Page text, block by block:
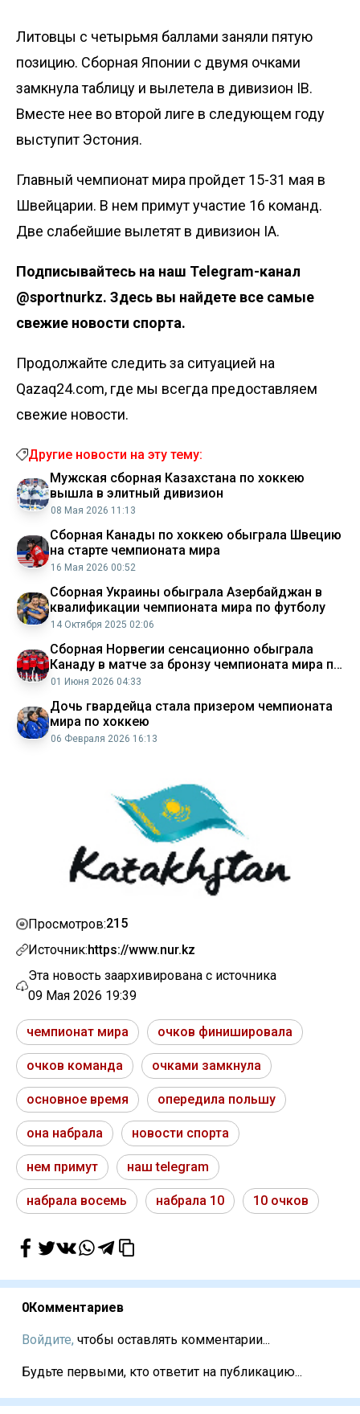
Литовцы с четырьмя баллами заняли пятую
позицию. Сборная Японии с двумя очками
замкнула таблицу и вылетела в дивизион IB.
Вместе нее во второй лиге в следующем году
выступит Эстония.
Главный чемпионат мира пройдет 15-31 мая в
Швейцарии. В нем примут участие 16 команд.
Две слабейшие вылетят в дивизион IA.
Подписывайтесь на наш Telegram-канал
@sportnurkz. Здесь вы найдете все самые
свежие новости спорта.
Продолжайте следить за ситуацией на
Qazaq24.com, где мы всегда предоставляем
свежие новости.
Другие новости на эту тему:
Мужская сборная Казахстана по хоккею
вышла в элитный дивизион
08 Мая 2026 11:13
Сборная Канады по хоккею обыграла Швецию
на старте чемпионата мира
16 Мая 2026 00:52
Сборная Украины обыграла Азербайджан в
квалификации чемпионата мира по футболу
14 Октября 2025 02:06
Сборная Норвегии сенсационно обыграла
Канаду в матче за бронзу чемпионата мира по
хоккею
01 Июня 2026 04:33
Дочь гвардейца стала призером чемпионата
мира по хоккею
06 Февраля 2026 16:13
Просмотров:215
Источник:https://www.nur.kz
Эта новость заархивирована с источника
09 Мая 2026 19:39
чемпионат мира очков финишировала
очков команда очками замкнула
основное время опередила польшу
она набрала новости спорта
нем примут наш telegram
набрала восемь набрала 10 10 очков
0Комментариев
Войдите, чтобы оставлять комментарии...
Будьте первыми, кто ответит на публикацию...